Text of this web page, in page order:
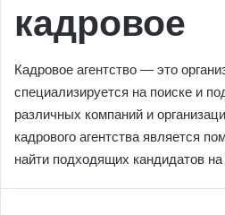
кадровое
Кадровое агентство — это
специализируется на поиске и
различных компаний и
кадрового агентства является
найти подходящих кандидатов